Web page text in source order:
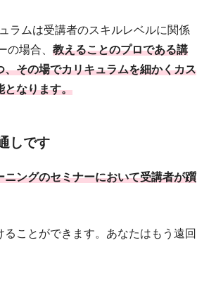
ラムは受講者のスキルレベルに関係
場合、 教えることのプロである講
その場でカリキュラムを細かくカス
となります。
しです
ニングのセミナーにおいて受講者が躓
ことができます。あなたはもう遠回